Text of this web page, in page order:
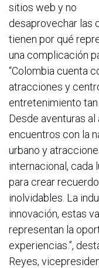
sitios web y no
desaprovechar las
tienen por qué
una complicación
“Colombia cuenta
atracciones y
entretenimiento
Desde aventuras al
encuentros con la
urbano y
internacional, cada
para crear
inolvidables. La
innovación, estas
representan la
experiencias.”,
Reyes,